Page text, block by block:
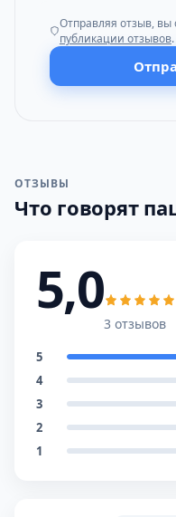
Отправляя отзыв, вы
публикации отзывов.
ОТЗЫВЫ
Что говорят
5,0
3 отзывов
5
4
3
2
1